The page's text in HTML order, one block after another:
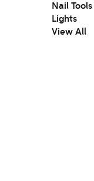
Nail Tools
Lights
View All